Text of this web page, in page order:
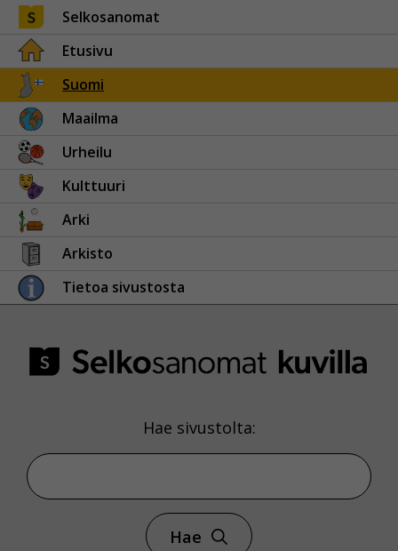
Selkosanomat
Etusivu
Suomi
Maailma
Urheilu
Kulttuuri
Arki
Arkisto
Tietoa sivustosta
Hae sivustolta:
Hae